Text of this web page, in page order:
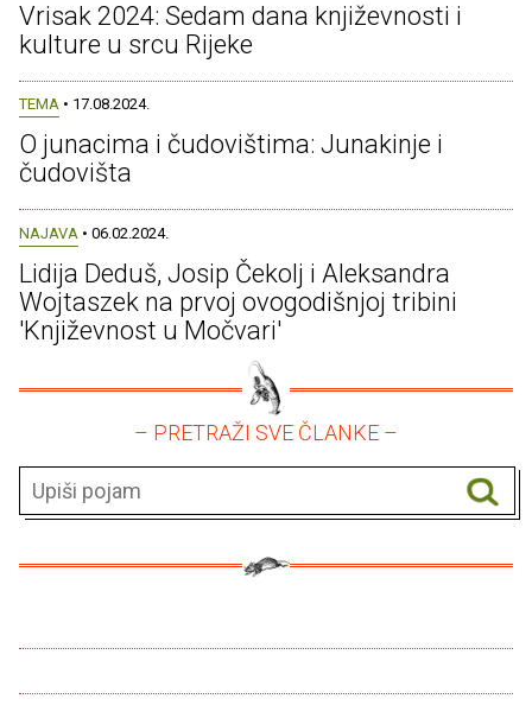
Vrisak 2024: Sedam dana književnosti i
kulture u srcu Rijeke
TEMA • 17.08.2024.
O junacima i čudovištima: Junakinje i
čudovišta
NAJAVA • 06.02.2024.
Lidija Deduš, Josip Čekolj i Aleksandra
Wojtaszek na prvoj ovogodišnjoj tribini
'Književnost u Močvari'
– PRETRAŽI SVE ČLANKE –